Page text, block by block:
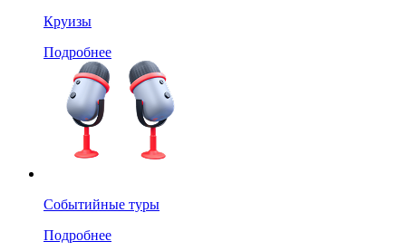
Круизы
Подробнее
Событийные туры
Подробнее